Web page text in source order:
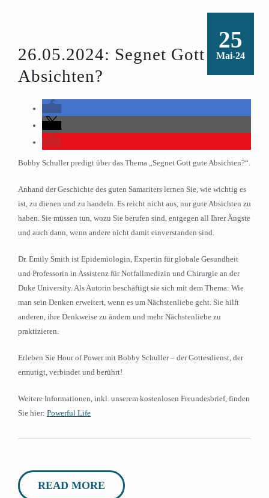
25
Mai-24
26.05.2024: Segnet Gott gute
Absichten?
Bobby Schuller predigt über das Thema „Segnet Gott gute Absichten?“.
Anhand der Geschichte des guten Samariters lernen Sie, wie wichtig es
ist, zu dienen und zu handeln. Es reicht nicht aus, nur gute Absichten zu
haben. Sie müssen tun, wozu Sie berufen sind, entgegen all Ihrer Ängste
und auch dann, wenn andere nicht damit einverstanden sind.
Dr. Emily Smith ist Epidemiologin, Expertin für globale Gesundheit
und Professorin in Assistenz für Notfallmedizin und Chirurgie an der
Duke University. Als Autorin beschäftigt sie sich mit dem Thema: Wie
man sein Denken erweitert, wenn es um Nächstenliebe geht. Sie hilft
anderen, ihre Denkweise zu ändern und mehr Nächstenliebe zu
praktizieren.
Erleben Sie Hour of Power mit Bobby Schuller – der Gottesdienst, der
ermutigt, verbindet und berührt!
Weitere Informationen, inkl. unserem kostenlosen Freundesbrief, finden
Sie hier: Powerful Life
READ MORE